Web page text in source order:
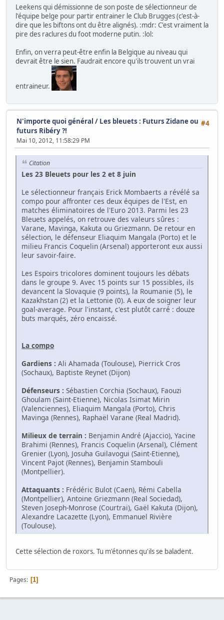
Leekens qui démissionne de son poste de sélectionneur de
l'équipe belge pour partir entrainer le Club Brugges (c'est-à-
dire que les biftons ont du être alignés). :mdr: C'est vraiment la
pire des raclures du foot moderne putin. :lol:
Enfin, on verra peut-être enfin la Belgique au niveau qui
devrait être le sien. Faudrait encore qu'ils trouvent un vrai
entraineur.
#4
N'importe quoi général / Les bleuets : Futurs Zidane ou
futurs Ribéry ?!
Mai 10, 2012, 11:58:29 PM
Citation
Les 23 Bleuets pour les 2 et 8 juin
Le sélectionneur français Erick Mombaerts a révélé sa
compo pour affronter ces deux équipes de l'Est, en
matches éliminatoires de l'Euro 2013. Parmi les 23
Bleuets appelés, on retrouve des valeurs sûres :
Varane, Mavinga, Kakuta ou Griezmann. De retour en
sélection, le défenseur Eliaquim Mangala (Porto) et le
milieu Francis Coquelin (Arsenal) apporteront eux aussi
leur savoir-faire.
Les Espoirs tricolores dominent toujours les débats
dans le groupe 9. Avec 15 points sur 15 possibles, ils
devancent la Slovaquie (9 points), la Roumanie (5), le
Kazakhstan (2) et la Lettonie (0). A eux de soigner leur
goal-average. Pour l'instant, c'est plutôt carré : douze
buts marqués, zéro encaissé.
La compo
Gardiens : Ali Ahamada (Toulouse), Pierrick Cros
(Sochaux), Baptiste Reynet (Dijon)
Défenseurs : Sébastien Corchia (Sochaux), Faouzi
Ghoulam (Saint-Etienne), Nicolas Isimat Mirin
(Valenciennes), Eliaquim Mangala (Porto), Chris
Mavinga (Rennes), Raphaël Varane (Real Madrid).
Milieux de terrain : Benjamin André (Ajaccio), Yacine
Brahimi (Rennes), Francis Coquelin (Arsenal), Clément
Grenier (Lyon), Josuha Guilavogui (Saint-Etienne),
Vincent Pajot (Rennes), Benjamin Stambouli
(Montpellier).
Attaquants : Frédéric Bulot (Caen), Rémi Cabella
(Montpellier), Antoine Griezmann (Real Sociedad),
Steven Joseph-Monrose (Courtrai), Gaël Kakuta (Dijon),
Alexandre Lacazette (Lyon), Emmanuel Rivière
(Toulouse).
Cette sélection de roxors. Tu m'étonnes qu'ils se baladent.
Pages 1